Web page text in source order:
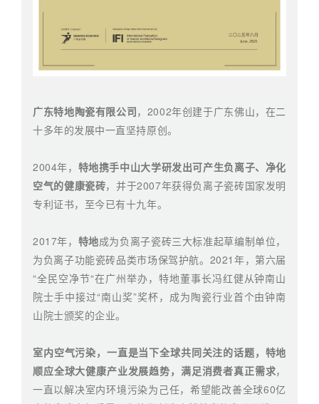
广东特地陶瓷有限公司，2002年创建于广东佛山，在二
十多年的发展中一直坚持原创。
2004年， 特地携手中山大学研发出可产生负离子、净化
空气的健康瓷砖，并于2007年获得负离子瓷砖国家发明
专利证书，至今已有十九年。
2017年， 特地成为负离子瓷砖三大标准起草编制单位，
为负离子功能瓷砖品类市场保驾护航。2021年，第六届
“全民空净节“在广州举办，特地董事长冯红健从钟南山
院士手中接过“南山奖”奖杯，成为陶瓷行业首个由钟南
山院士颁奖的企业。
室内空气污染，一直是当下全球共同关注的话题，特地
顺应全球大健康产业发展趋势，满足消费者真正需求，
一直以解决室内环境污染为己任，希望能改善全球60亿